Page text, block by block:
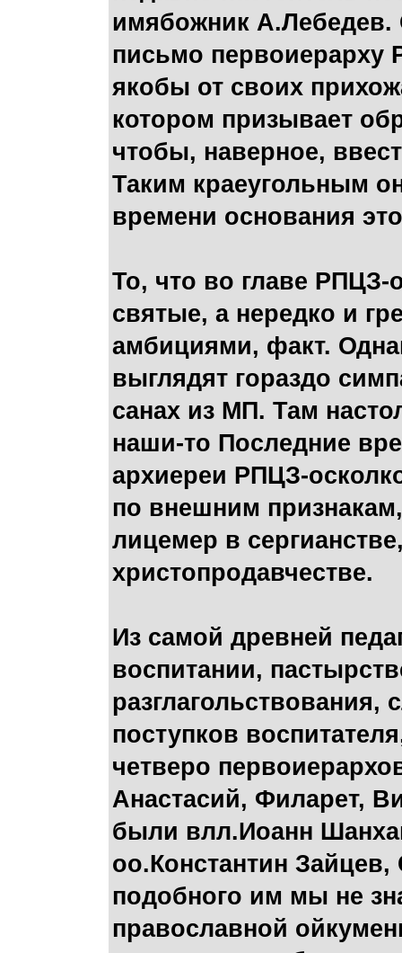
имябожник А.Лебедев.
письмо первоиерарху
якобы от своих
котором призывает
чтобы, наверное,
Таким краеугольным
времени основания
То, что во главе РПЦЗ-
святые, а нередко и
амбициями, факт.
выглядят гораздо
санах из МП. Там
наши-то Последние
архиереи РПЦЗ-
по внешним признакам,
лицемер в
христопродавчестве.
Из самой древней
воспитании,
поступков
четверо
Анастасий, Филарет,
были влл.Иоанн
оо.Константин
подобного им мы не
православной